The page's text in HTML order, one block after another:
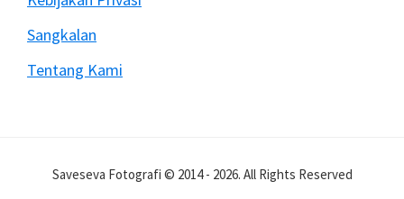
Sangkalan
Tentang Kami
Saveseva Fotografi © 2014 - 2026. All Rights Reserved